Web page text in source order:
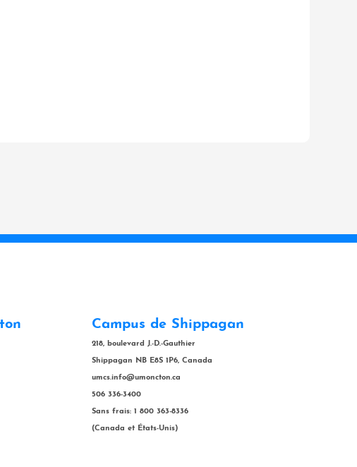
Campus de Shippagan
218, boulevard J.-D.-Gauthier
Shippagan NB E8S 1P6, Canada
umcs.info@umoncton.ca
506 336-3400
Sans frais: 1 800 363-8336
(Canada et États-Unis)